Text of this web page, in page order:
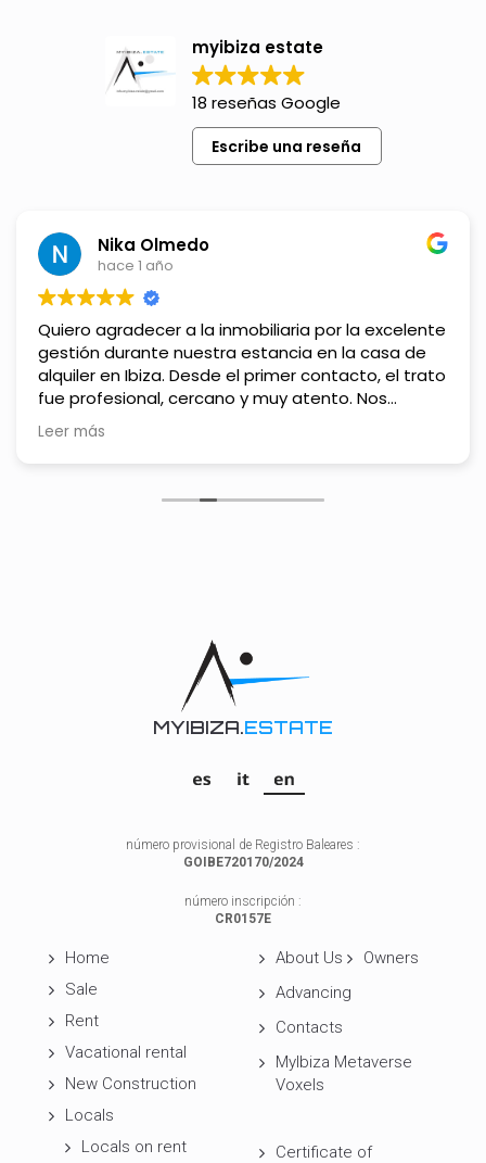
myibiza estate
18 reseñas Google
Escribe una reseña
Nika Olmedo
hace 1 año
Quiero agradecer a la inmobiliaria por la excelente
gestión durante nuestra estancia en la casa de
alquiler en Ibiza. Desde el primer contacto, el trato
fue profesional, cercano y muy atento. Nos
ofrecieron varias opciones que se ajustaban a lo
que buscábamos y nos asesoraron en todo
momento.
Sin duda, volveríamos a confiar en ellos. ¡Muy
Leer más
MYIBIZA.ESTATE
número provisional de Registro Baleares :
GOIBE720170/2024
número inscripción :
CR0157E
Home
Sale
Rent
Vacational rental
New Construction
Locals
Locals on rent
About Us
Owners
Advancing
Contacts
MyIbiza Metaverse
Voxels
Certificate of